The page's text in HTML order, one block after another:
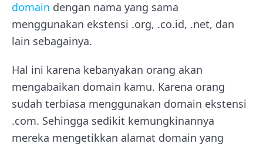
domain dengan nama yang sama
menggunakan ekstensi .org, .co.id, .net, dan
lain sebagainya.
Hal ini karena kebanyakan orang akan
mengabaikan domain kamu. Karena orang
sudah terbiasa menggunakan domain ekstensi
.com. Sehingga sedikit kemungkinannya
mereka mengetikkan alamat domain yang